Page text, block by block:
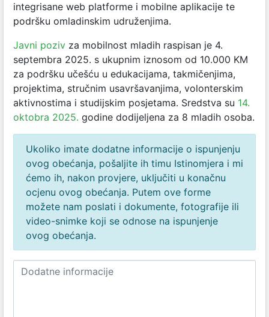
integrisane web platforme i mobilne aplikacije te
podršku omladinskim udruženjima.
Javni poziv za mobilnost mladih raspisan je 4.
septembra 2025. s ukupnim iznosom od 10.000 KM
za podršku učešću u edukacijama, takmičenjima,
projektima, stručnim usavršavanjima, volonterskim
aktivnostima i studijskim posjetama. Sredstva su 14.
oktobra 2025. godine dodijeljena za 8 mladih osoba.
Ukoliko imate dodatne informacije o ispunjenju
ovog obećanja, pošaljite ih timu Istinomjera i mi
ćemo ih, nakon provjere, uključiti u konačnu
ocjenu ovog obećanja. Putem ove forme
možete nam poslati i dokumente, fotografije ili
video-snimke koji se odnose na ispunjenje
ovog obećanja.